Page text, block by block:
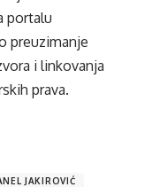
portalu
preuzimanje
i linkovanja
prava.
JAKIROVIĆ